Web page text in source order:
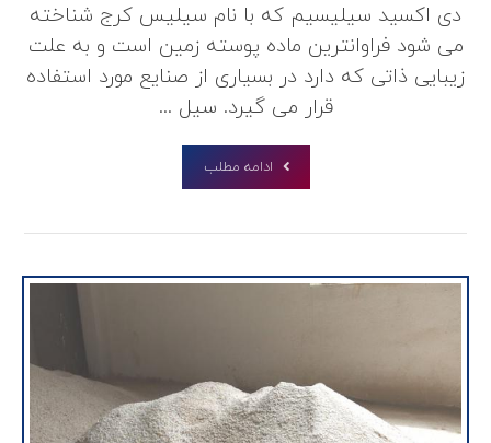
دی اکسید سیلیسیم که با نام سیلیس کرج شناخته
می شود فراوانترین ماده پوسته زمین است و به علت
زیبایی ذاتی که دارد در بسیاری از صنایع مورد استفاده
قرار می گیرد. سیل ...
ادامه مطلب